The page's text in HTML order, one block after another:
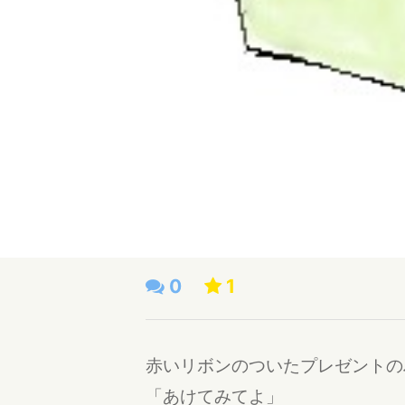
0 1
赤いリボンのついたプレゼント
「あけてみてよ」